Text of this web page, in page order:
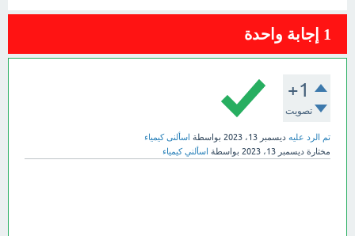
1 إجابة واحدة
+1
تصويت
تم الرد عليه ديسمبر 13، 2023 بواسطة اسألنى كيمياء
مختارة ديسمبر 13، 2023 بواسطة اسألني كيمياء